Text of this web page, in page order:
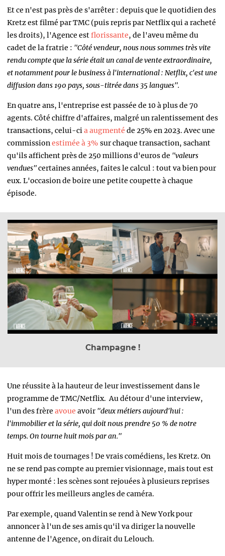
Et ce n'est pas près de s'arrêter : depuis que le quotidien des
Kretz est filmé par TMC (puis repris par Netflix qui a racheté
les droits), l'Agence estflorissante, de l'aveu même du
cadet de la fratrie : "Côté vendeur, nous nous sommes très vite
rendu compte que la série était un canal de vente extraordinaire,
et notamment pour le business à l'international : Netflix, c'est une
diffusion dans 190 pays, sous-titrée dans 35 langues".
En quatre ans, l'entreprise est passée de 10 à plus de 70
agents. Côté chiffre d'affaires, malgré un ralentissement des
transactions, celui-cia augmenté de 25% en 2023. Avec une
commissionestimée à 3% sur chaque transaction, sachant
qu'ils affichent près de 250 millions d'euros de "valeurs
vendues"certaines années, faites le calcul : tout va bien pour
eux. L'occasion de boire une petite coupette à chaque
épisode.
Champagne !
Une réussite à la hauteur de leur investissement dans le
programme de TMC/Netflix. Au détour d'une interview,
l'un des frère avoue avoir "deux métiers aujourd'hui :
l'immobilier et la série, qui doit nous prendre 50 % de notre
temps. On tourne huit mois par an."
Huit mois de tournages ! De vrais comédiens, les Kretz. On
ne se rend pas compte au premier visionnage, mais tout est
hyper monté : les scènes sont rejouées à plusieurs reprises
pour offrir les meilleurs angles de caméra.
Par exemple, quand Valentin se rend à New York pour
annoncer à l'un de ses amis qu'il va diriger la nouvelle
antenne de l'Agence, on dirait du Lelouch.